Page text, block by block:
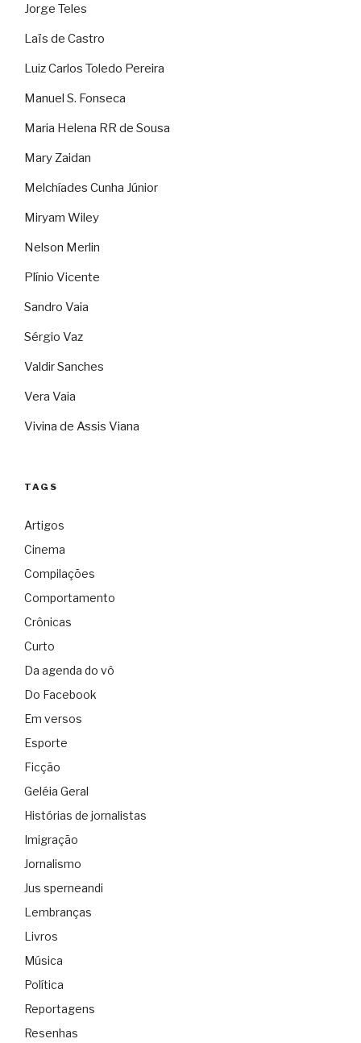
Jorge Teles
Laïs de Castro
Luiz Carlos Toledo Pereira
Manuel S. Fonseca
Maria Helena RR de Sousa
Mary Zaidan
Melchíades Cunha Júnior
Miryam Wiley
Nelson Merlin
Plínio Vicente
Sandro Vaia
Sérgio Vaz
Valdir Sanches
Vera Vaia
Vivina de Assis Viana
TAGS
Artigos
Cinema
Compilações
Comportamento
Crônicas
Curto
Da agenda do vô
Do Facebook
Em versos
Esporte
Ficção
Geléia Geral
Histórias de jornalistas
Imigração
Jornalismo
Jus sperneandi
Lembranças
Livros
Música
Política
Reportagens
Resenhas